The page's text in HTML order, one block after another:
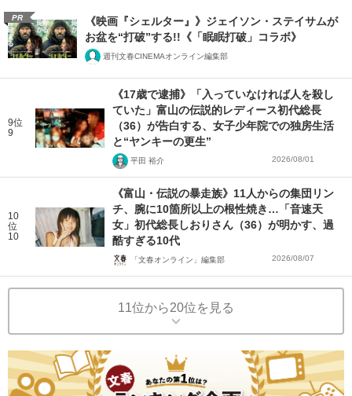
PR
《映画『シェルター』》ジェイソン・ステイサムが
お盆を“打破”する!!《「眠眠打破」コラボ》
週刊文春CINEMAオンライン編集部
9位
9
《17歳で逮捕》「入っていなければ人を殺し
ていた」富山の伝説的レディース初代総長
（36）が告白する、女子少年院での独房生活
と“ヤンキーの更生”
平田 裕介 2026/08/01
10
位
10
《富山・伝説の暴走族》11人からの集団リン
チ、腕に10箇所以上の根性焼き…「音速天
女」初代総長しおりさん（36）が明かす、過
酷すぎる10代
「文春オンライン」編集部 2026/08/07
11位から20位を見る